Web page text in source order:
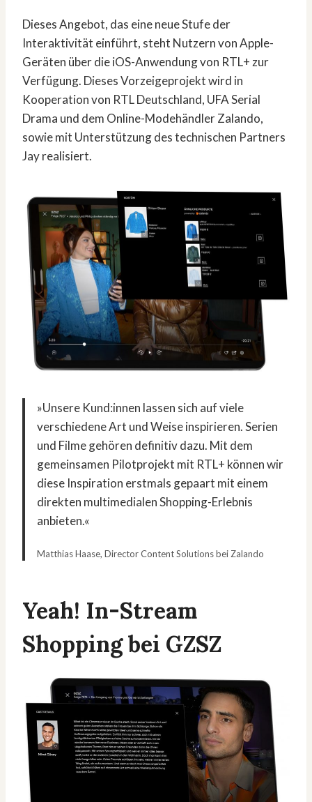
Dieses Angebot, das eine neue Stufe der
Interaktivität einführt, steht Nutzern von Apple-
Geräten über die iOS-Anwendung von RTL+ zur
Verfügung. Dieses Vorzeigeprojekt wird in
Kooperation von RTL Deutschland, UFA Serial
Drama und dem Online-Modehändler Zalando,
sowie mit Unterstützung des technischen Partners
Jay realisiert.
»Unsere Kund:innen lassen sich auf viele
verschiedene Art und Weise inspirieren. Serien
und Filme gehören definitiv dazu. Mit dem
gemeinsamen Pilotprojekt mit RTL+ können wir
diese Inspiration erstmals gepaart mit einem
direkten multimedialen Shopping-Erlebnis
anbieten.«
Matthias Haase, Director Content Solutions bei Zalando
Yeah! In-Stream
Shopping bei GZSZ